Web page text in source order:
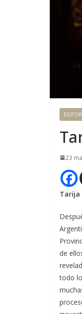
23
Tarija
de
todo